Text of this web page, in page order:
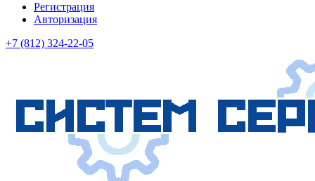
Регистрация
Авторизация
+7 (812) 324-22-05